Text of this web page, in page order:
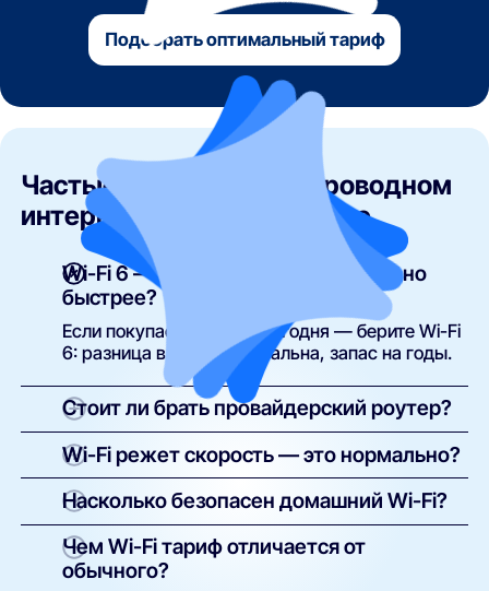
Подобрать оптимальный тариф
Частые вопросы о беспроводном
интернете и Wi-Fi в Москве
Wi-Fi 6 — это маркетинг или реально
быстрее?
Если покупаете роутер сегодня — берите Wi-Fi
6: разница в цене минимальна, запас на годы.
Стоит ли брать провайдерский роутер?
Если вы геймер или в квартире 15+ устройств
— свой роутер классом выше окупится
комфортом.
Wi-Fi режет скорость — это нормально?
Wi-Fi — компромисс удобства: без проводов,
но с потерями. Хотите полный тариф на
конкретном устройстве — воткните кабель.
Насколько безопасен домашний Wi-Fi?
Соседи не пройдут без пароля. Реальный риск
другой — умные устройства с заводскими
паролями: меняйте их при установке.
Чем Wi-Fi тариф отличается от
обычного?